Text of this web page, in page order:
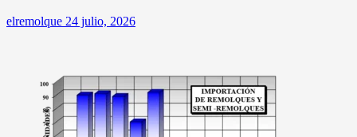
elremolque 24 julio, 2026